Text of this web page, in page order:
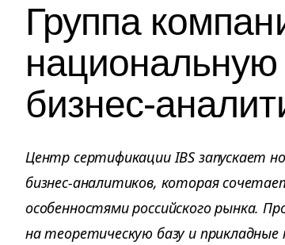
Группа
бизнес-
Центр сертификации IBS запускает
бизнес-аналитиков, которая
особенностями российского рынка.
на теоретическую базу и